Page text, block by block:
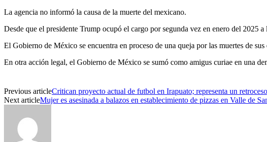
La agencia no informó la causa de la muerte del mexicano.
Desde que el presidente Trump ocupó el cargo por segunda vez en enero del 2025
El Gobierno de México se encuentra en proceso de una queja por las muertes de
En otra acción legal, el Gobierno de México se sumó como amigus curiae en una
Previous articleCritican proyecto actual de futbol en Irapuato; representa un
Next articleMujer es asesinada a balazos en establecimiento de pizzas en Valle de